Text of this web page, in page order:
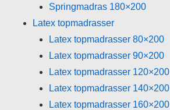
Springmadras 180×200
Latex topmadrasser
Latex topmadrasser 80×200
Latex topmadrasser 90×200
Latex topmadrasser 120×200
Latex topmadrasser 140×200
Latex topmadrasser 160×200